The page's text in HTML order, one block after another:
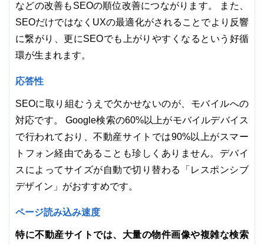
などの改善もSEOの順位改善につながります。 また、
SEOだけではなくUXの最適化がされることでより反響
に繋がり、更にSEOでも上がりやすくなるという好循
環が生まれます。
応答性
SEOに取り組むうえで欠かせないのが、モバイルへの
対応です。 Google検索の60%以上がモバイルデバイス
で行われており、不動産サイトでは90%以上がスマー
トフォン経由であることも珍しくありません。デバイ
スによってサイズが自動で切り替わる「レスポンシブ
デザイン」がおすすめです。
ページ読み込み速度
特に不動産サイトでは、大量の物件画像や複雑な検索